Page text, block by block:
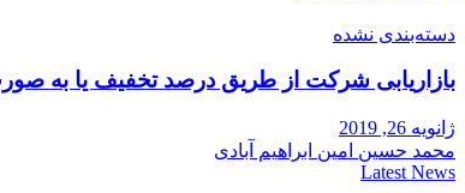
دسته‌بندی نشده
بازاریابی شرکت از طریق درصد تخفیف یا به
ژانویه 26, 2019
محمد حسین امین ابراهیم آبادی
Latest News